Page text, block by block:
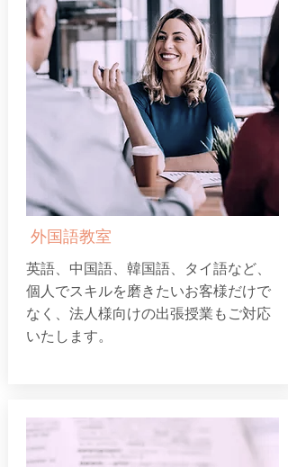
外国語教室
英語、中国語、韓国語、タイ語など、
個人でスキルを磨きたいお客様だけで
なく、法人様向けの出張授業もご対応
いたします。